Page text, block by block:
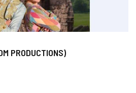
PRODUCTIONS)